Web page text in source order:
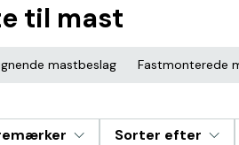
til mast
mastbeslag Fastmonterede
Sorter efter